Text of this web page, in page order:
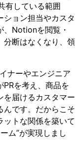
有している範囲
ション担当やカスタ
、Notionを閲覧・
分断はなくなり、領
ナーやエンジニア
を考え、商品を
を届けるカスタマー
んです。だからこそ
ットな関係を築いて
ム”が実現しまし